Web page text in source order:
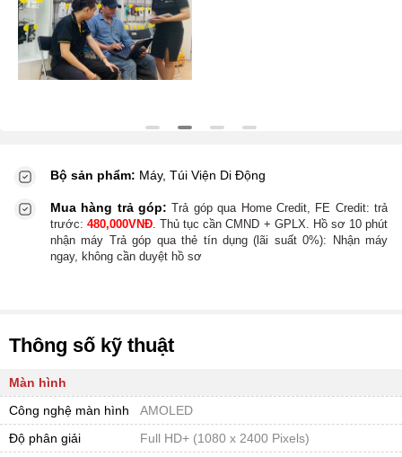
Bộ sản phẩm: Máy, Túi Viện Di Động
Mua hàng trả góp:Trả góp qua Home Credit, FE Credit: trả
trước:480,000VNĐ . Thủ tục cần CMND + GPLX. Hồ sơ 10 phút
nhận máy Trả góp qua thẻ tín dụng (lãi suất 0%): Nhận máy
ngay, không cần duyệt hồ sơ
Thông số kỹ thuật
Màn hình
Công nghệ màn hình
AMOLED
Độ phân giải
Full HD+ (1080 x 2400 Pixels)